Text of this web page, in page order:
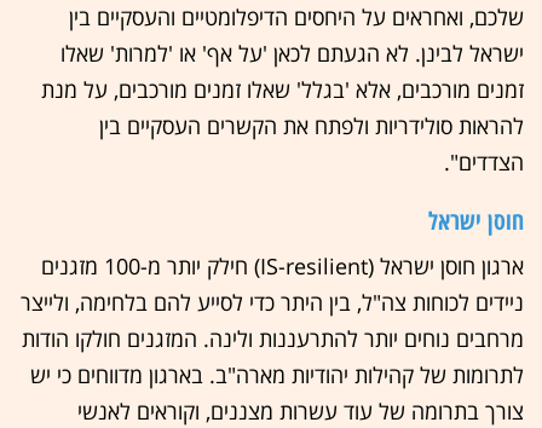
שלכם, ואחראים על היחסים הדיפלומטיים והעסקיים בין
ישראל לבינן. לא הגעתם לכאן 'על אף' או 'למרות' שאלו
זמנים מורכבים, אלא 'בגלל' שאלו זמנים מורכבים, על מנת
להראות סולידריות ולפתח את הקשרים העסקיים בין
הצדדים".
חוסן ישראל
ארגון חוסן ישראל (IS-resilient) חילק יותר מ-100 מזגנים
ניידים לכוחות צה"ל, בין היתר כדי לסייע להם בלחימה, ולייצר
מרחבים נוחים יותר להתרעננות ולינה. המזגנים חולקו הודות
לתרומות של קהילות יהודיות מארה"ב. בארגון מדווחים כי יש
צורך בתרומה של עוד עשרות מצננים, וקוראים לאנשי